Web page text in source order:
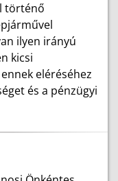
történő
ilyen irányú
kicsi
eléréséhez
és a pénzügyi